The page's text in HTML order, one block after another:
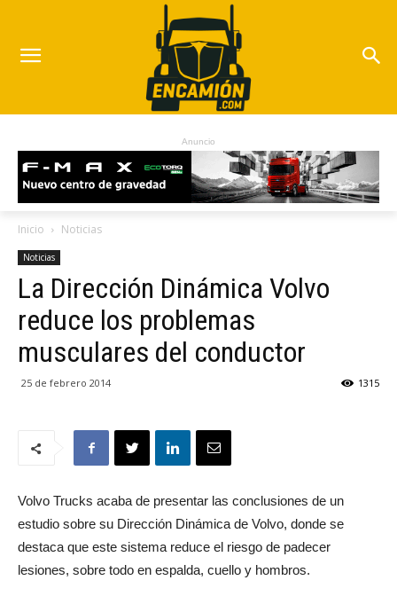
Anuncio
Inicio Noticias
Noticias
La Dirección Dinámica Volvo
reduce los problemas
musculares del conductor
25 de febrero 2014 1315
Volvo Trucks acaba de presentar las conclusiones de un
estudio sobre su Dirección Dinámica de Volvo, donde se
destaca que este sistema reduce el riesgo de padecer
lesiones, sobre todo en espalda, cuello y hombros.